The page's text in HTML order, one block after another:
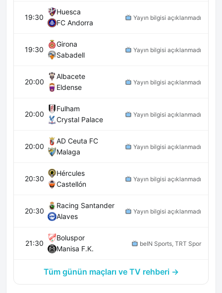
19:30
Huesca
FC Andorra
Yayın bilgisi açıklanmadı
19:30
Girona
Sabadell
Yayın bilgisi açıklanmadı
20:00
Albacete
Eldense
Yayın bilgisi açıklanmadı
20:00
Fulham
Crystal Palace
Yayın bilgisi açıklanmadı
20:00
AD Ceuta FC
Malaga
Yayın bilgisi açıklanmadı
20:30
Hércules
Castellón
Yayın bilgisi açıklanmadı
20:30
Racing Santander
Alaves
Yayın bilgisi açıklanmadı
21:30
Boluspor
Manisa F.K.
beIN Sports, TRT Spor
Tüm günün maçları ve TV rehberi →